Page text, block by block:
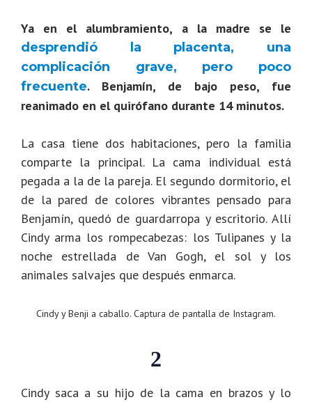
Ya en el alumbramiento, a la madre se le
desprendió la placenta, una
complicación grave, pero poco
frecuente. Benjamín, de bajo peso, fue
reanimado en el quirófano durante 14 minutos.
La casa tiene dos habitaciones, pero la familia
comparte la principal. La cama individual está
pegada a la de la pareja. El segundo dormitorio, el
de la pared de colores vibrantes pensado para
Benjamín, quedó de guardarropa y escritorio. Allí
Cindy arma los rompecabezas: los Tulipanes y la
noche estrellada de Van Gogh, el sol y los
animales salvajes que después enmarca.
Cindy y Benji a caballo. Captura de pantalla de Instagram.
2
Cindy saca a su hijo de la cama en brazos y lo